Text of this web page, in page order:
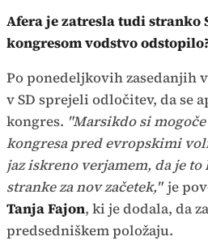
Afera je zatresla tudi stranko
kongresom vodstvo
Po ponedeljkovih zasedanjih
v SD sprejeli odločitev, da se
kongres. "Marsikdo si
kongresa pred evropskimi
jaz iskreno verjamem, da je
stranke za nov začetek," je
Tanja Fajon, ki je dodala, da
predsedniškem položaju.